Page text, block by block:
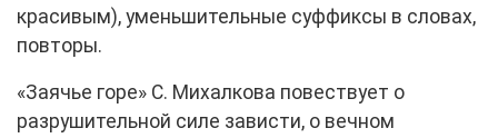
красивым), уменьшительные суффиксы в словах,
повторы.
«Заячье горе» С. Михалкова повествует о
разрушительной силе зависти, о вечном